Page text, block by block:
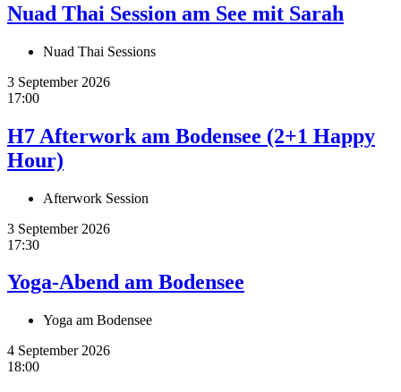
Nuad Thai Session am See mit Sarah
Nuad Thai Sessions
3 September 2026
17:00
H7 Afterwork am Bodensee (2+1 Happy
Hour)
Afterwork Session
3 September 2026
17:30
Yoga-Abend am Bodensee
Yoga am Bodensee
4 September 2026
18:00